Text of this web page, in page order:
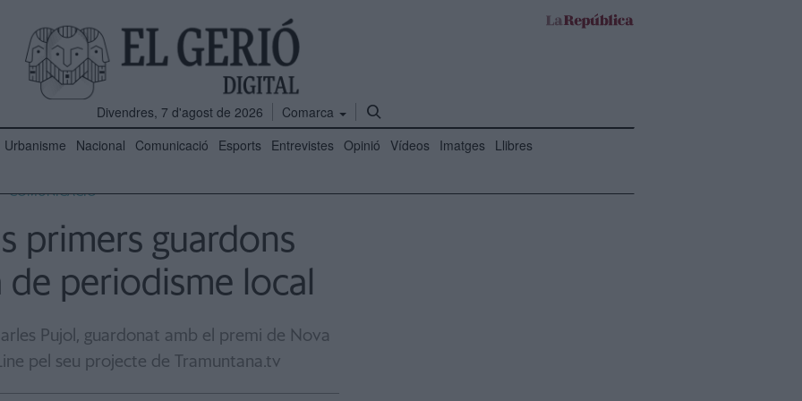
Divendres, 7 d'agost de 2026
Comarca
Urbanisme Nacional Comunicació Esports Entrevistes Opinió Vídeos Imatges Llibres
COMUNICACIÓ
primers guardons
de periodisme local
Pujol, guardonat amb el premi de Nova
pel seu projecte de Tramuntana.tv